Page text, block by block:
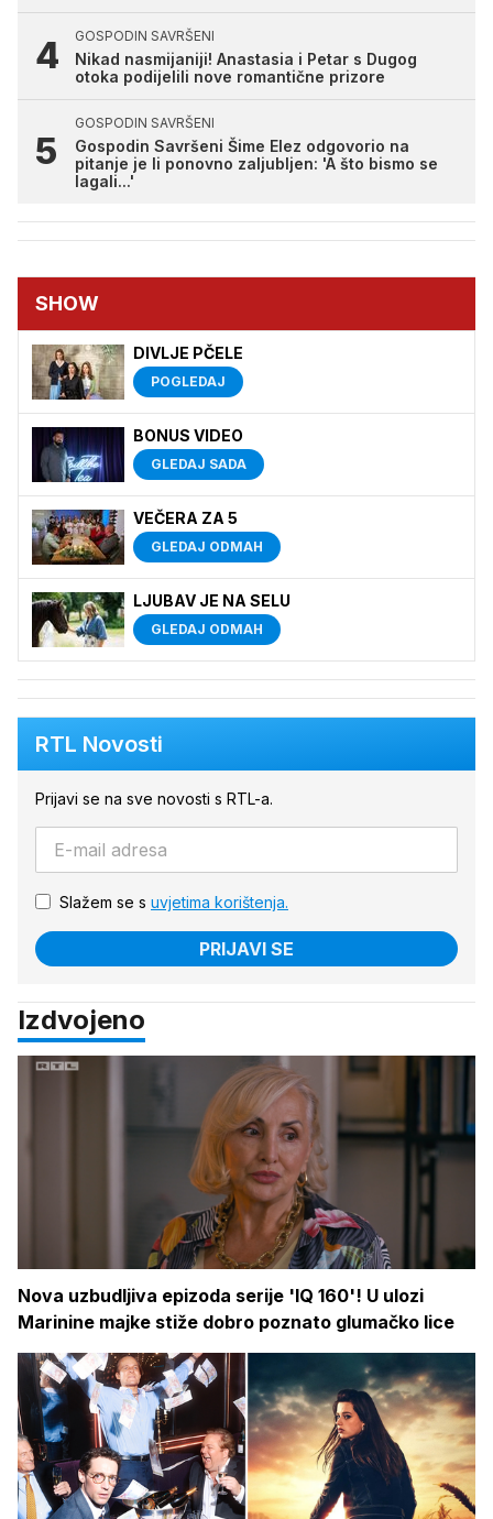
GOSPODIN SAVRŠENI
Nikad nasmijaniji! Anastasia i Petar s Dugog
otoka podijelili nove romantične prizore
GOSPODIN SAVRŠENI
Gospodin Savršeni Šime Elez odgovorio na
pitanje je li ponovno zaljubljen: 'A što bismo se
lagali...'
SHOW
DIVLJE PČELE
POGLEDAJ
BONUS VIDEO
GLEDAJ SADA
VEČERA ZA 5
GLEDAJ ODMAH
LJUBAV JE NA SELU
GLEDAJ ODMAH
RTL Novosti
Prijavi se na sve novosti s RTL-a.
Slažem se s uvjetima korištenja.
PRIJAVI SE
Izdvojeno
Nova uzbudljiva epizoda serije 'IQ 160'! U ulozi
Marinine majke stiže dobro poznato glumačko lice